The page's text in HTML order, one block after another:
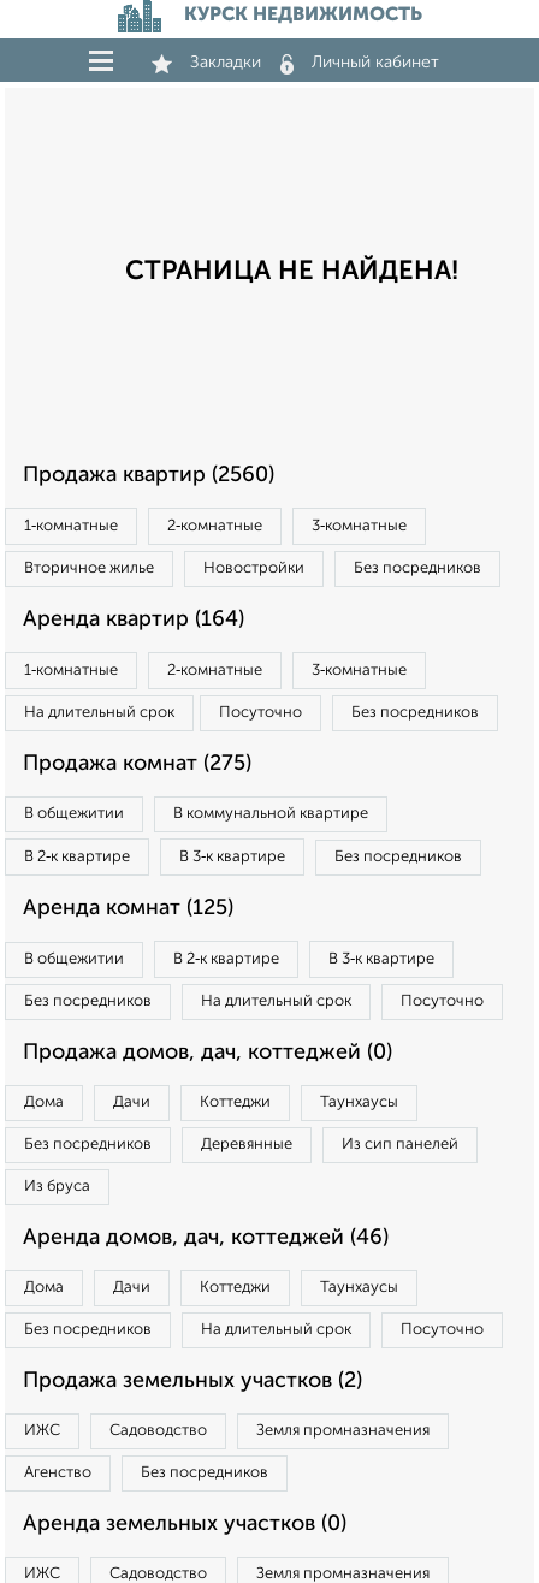
КУРСК НЕДВИЖИМОСТЬ
Закладки Личный кабинет
СТРАНИЦА НЕ НАЙДЕНА!
Продажа квартир (2560)
1‑комнатные 2‑комнатные 3‑комнатные
Вторичное жилье Новостройки Без посредников
Аренда квартир (164)
1‑комнатные 2‑комнатные 3‑комнатные
На длительный срок Посуточно Без посредников
Продажа комнат (275)
В общежитии В коммунальной квартире
В 2‑к квартире В 3‑к квартире Без посредников
Аренда комнат (125)
В общежитии В 2‑к квартире В 3‑к квартире
Без посредников На длительный срок Посуточно
Продажа домов, дач, коттеджей (0)
Дома Дачи Коттеджи Таунхаусы
Без посредников Деревянные Из сип панелей
Из бруса
Аренда домов, дач, коттеджей (46)
Дома Дачи Коттеджи Таунхаусы
Без посредников На длительный срок Посуточно
Продажа земельных участков (2)
ИЖС Садоводство Земля промназначения
Агенство Без посредников
Аренда земельных участков (0)
ИЖС Садоводство Земля промназначения